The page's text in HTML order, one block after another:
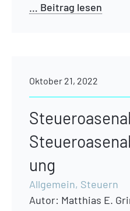
… Beitrag lesen
Oktober 21, 2022
ung
Allgemein, Steuern
Autor: Matthias E.